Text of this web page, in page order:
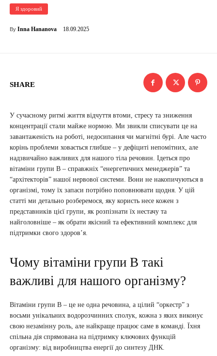
Я здоровий
By Inna Hananova 18.09.2025
SHARE
У сучасному ритмі життя відчуття втоми, стресу та зниження
концентрації стали майже нормою. Ми звикли списувати це на
завантаженість на роботі, недосипання чи магнітні бурі. Але часто
корінь проблеми ховається глибше – у дефіциті непомітних, але
надзвичайно важливих для нашого тіла речовин. Ідеться про
вітаміни групи В – справжніх “енергетичних менеджерів” та
“архітекторів” нашої нервової системи. Вони не накопичуються в
організмі, тому їх запаси потрібно поповнювати щодня. У цій
статті ми детально розберемося, яку користь несе кожен з
представників цієї групи, як розпізнати їх нестачу та
найголовніше – як обрати якісний та ефективний комплекс для
підтримки свого здоров’я.
Чому вітаміни групи В такі
важливі для нашого організму?
Вітаміни групи В – це не одна речовина, а цілий “оркестр” з
восьми унікальних водорозчинних сполук, кожна з яких виконує
свою незамінну роль, але найкраще працює саме в команді. Їхня
спільна дія спрямована на підтримку ключових функцій
організму: від виробництва енергії до синтезу ДНК.